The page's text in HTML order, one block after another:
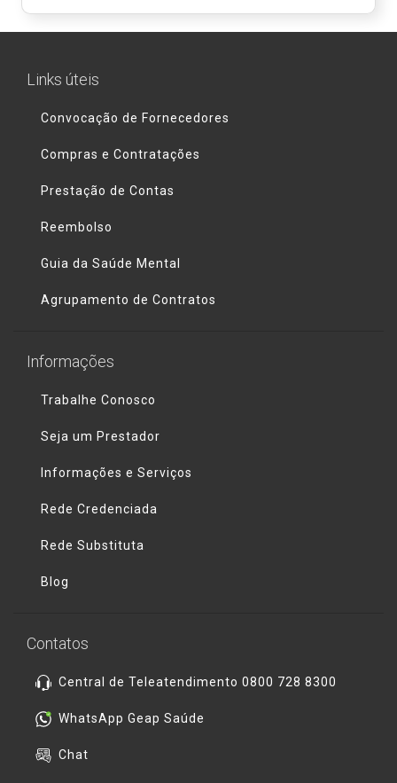
Links úteis
Convocação de Fornecedores
Compras e Contratações
Prestação de Contas
Reembolso
Guia da Saúde Mental
Agrupamento de Contratos
Informações
Trabalhe Conosco
Seja um Prestador
Informações e Serviços
Rede Credenciada
Rede Substituta
Blog
Contatos
Central de Teleatendimento 0800 728 8300
WhatsApp Geap Saúde
Chat